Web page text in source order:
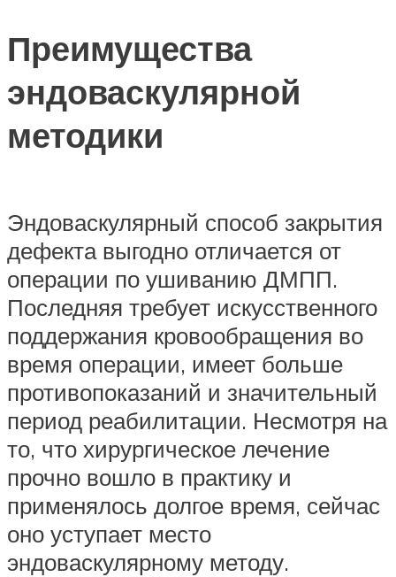
Преимущества
эндоваскулярной
методики
Эндоваскулярный способ закрытия
дефекта выгодно отличается от
операции по ушиванию ДМПП.
Последняя требует искусственного
поддержания кровообращения во
время операции, имеет больше
противопоказаний и значительный
период реабилитации. Несмотря на
то, что хирургическое лечение
прочно вошло в практику и
применялось долгое время, сейчас
оно уступает место
эндоваскулярному методу.